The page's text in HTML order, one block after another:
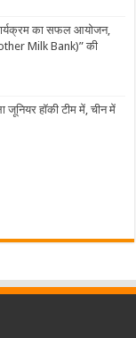
का सफल आयोजन,
Milk Bank)” की
जूनियर हॉकी टीम में, चीन में